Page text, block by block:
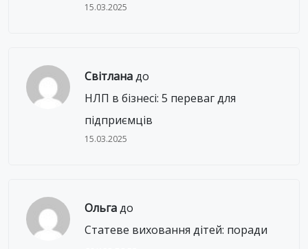
15.03.2025
Світланадо
НЛП в бізнесі: 5 переваг для
підприємців
15.03.2025
Ольгадо
Статеве виховання дітей: поради